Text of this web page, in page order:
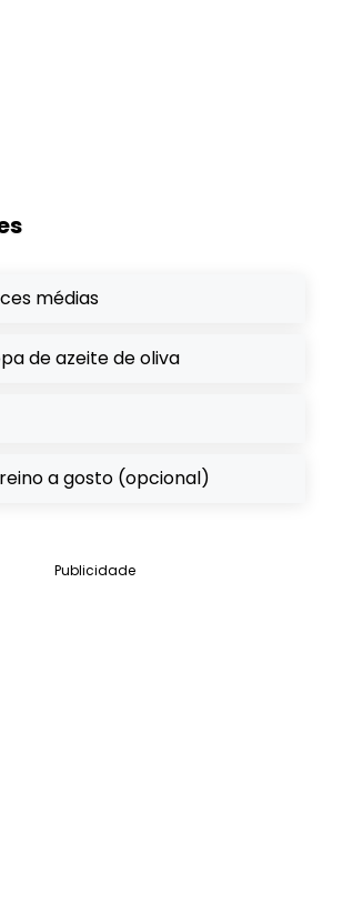
médias
de azeite de oliva
a gosto (opcional)
Publicidade